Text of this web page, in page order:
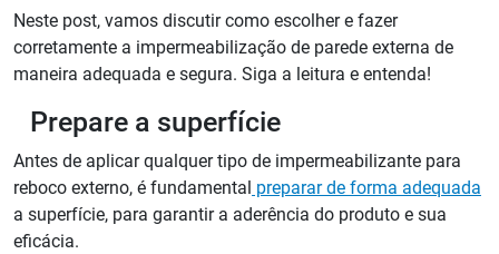
Neste post, vamos discutir como escolher e fazer
corretamente a impermeabilização de parede externa de
maneira adequada e segura. Siga a leitura e entenda!
Prepare a superfície
Antes de aplicar qualquer tipo de impermeabilizante para
reboco externo, é fundamental preparar de forma adequada
a superfície, para garantir a aderência do produto e sua
eficácia.